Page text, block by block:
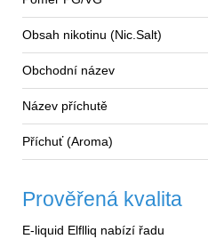
Obsah nikotinu (Nic.Salt)
Obchodní název
Název příchutě
Příchuť (Aroma)
Prověřená kvalita
E-liquid Elflliq nabízí řadu